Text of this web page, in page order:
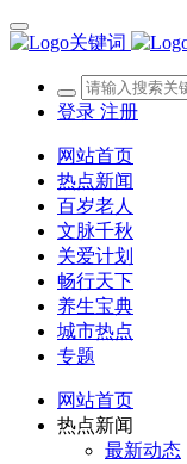
登录 注册
网站首页
热点新闻
百岁老人
文脉千秋
关爱计划
畅行天下
养生宝典
城市热点
专题
网站首页
热点新闻
最新动态